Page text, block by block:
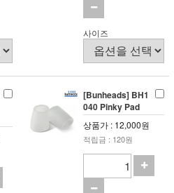
사이즈
[Bunheads] BH1
040 Pinky Pad
상품가 : 12,000원
적립금 : 120원